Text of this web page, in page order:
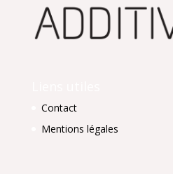
Contact
Mentions légales